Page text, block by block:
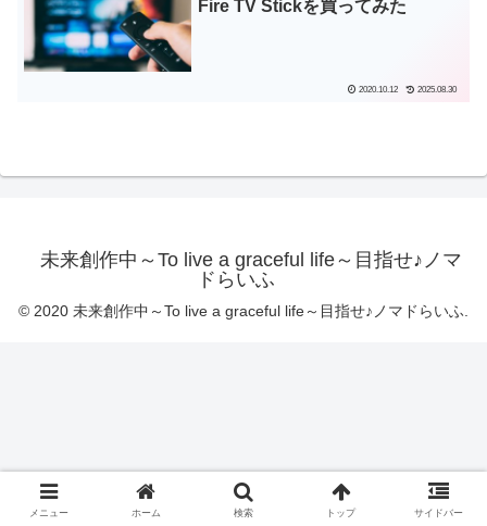
Fire TV Stickを買ってみた
2020.10.12 2025.08.30
未来創作中～To live a graceful life～目指せ♪ノマ
ドらいふ
© 2020 未来創作中～To live a graceful life～目指せ♪ノマドらいふ.
メニュー ホーム 検索 トップ サイドバー